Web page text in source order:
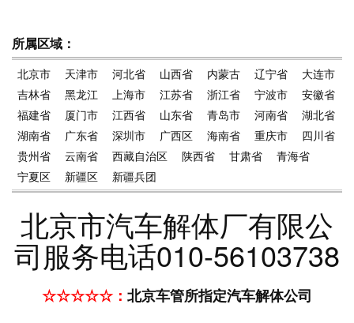
所属区域：
北京市 天津市 河北省 山西省 内蒙古 辽宁省
大连市
吉林省
黑龙江 上海市 江苏省 浙江省 宁波市
安徽省
福建省
厦门市 江西省 山东省 青岛市 河南省
湖北省
湖南省
广东省 深圳市 广西区 海南省 重庆市
四川省
贵州省
云南省 西藏自治区 陕西省 甘肃省
青海省
宁夏区
新疆区 新疆兵团
北京市汽车解体厂有限公
司服务电话010-56103738
☆☆☆☆☆： 北京车管所指定汽车解体公司